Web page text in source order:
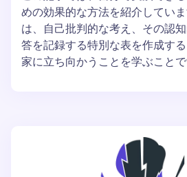
めの効果的な方法を紹介してい
は、自己批判的な考え、その認
答を記録する特別な表を作成す
家に立ち向かうことを学ぶこと